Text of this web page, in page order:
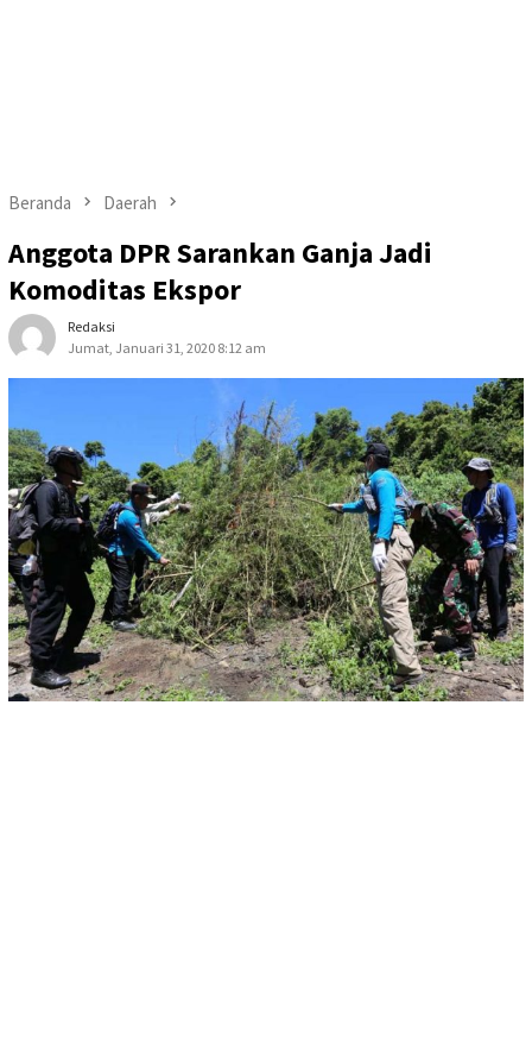
Beranda Daerah
Anggota DPR Sarankan Ganja Jadi
Komoditas Ekspor
Redaksi
Jumat, Januari 31, 2020 8:12 am